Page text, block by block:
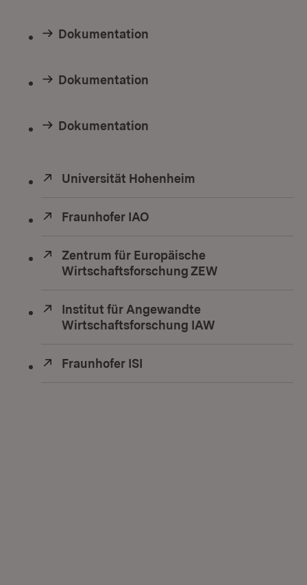
Dokumentation
Dokumentation
Dokumentation
Extern:
Universität Hohenheim
Extern:
Fraunhofer IAO
Extern:
Zentrum für Europäische
Wirtschaftsforschung ZEW
Extern:
Institut für Angewandte
Wirtschaftsforschung IAW
Extern:
Fraunhofer ISI